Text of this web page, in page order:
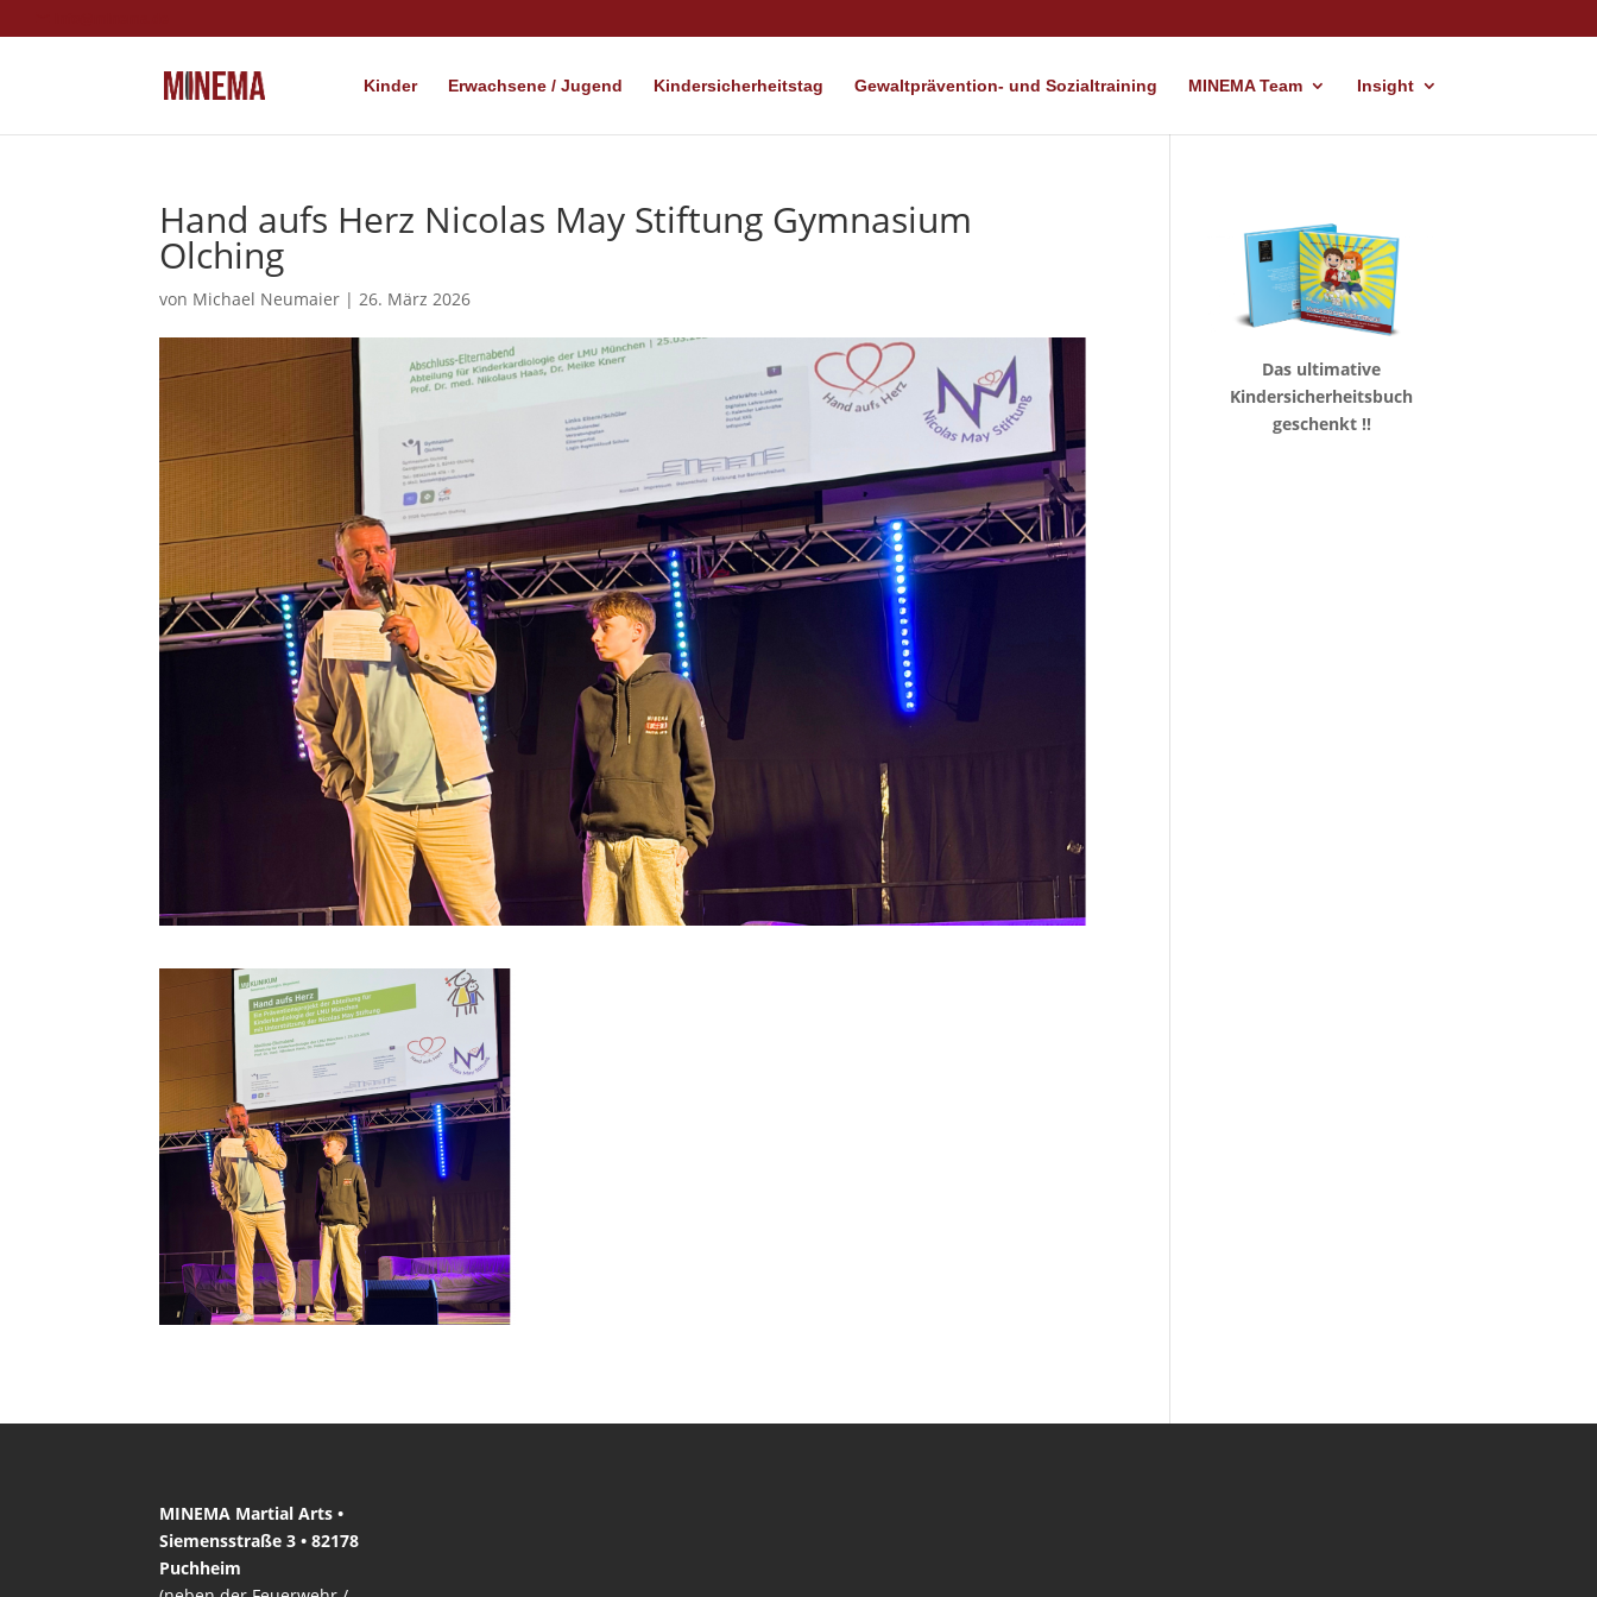
Kinder Erwachsene / Jugend Kindersicherheitstag Gewaltprävention- und Sozialtraining MINEMA Team Insight
Hand aufs Herz Nicolas May Stiftung Gymnasium
Olching
von Michael Neumaier |26. März 2026
Das ultimative
Kindersicherheitsbuch
geschenkt !!
MINEMA Martial Arts •
Siemensstraße 3 • 82178
Puchheim